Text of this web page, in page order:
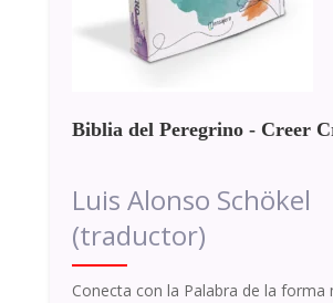
Biblia del Peregrino - Creer
Luis Alonso Schökel
(traductor)
Conecta con la Palabra de la forma